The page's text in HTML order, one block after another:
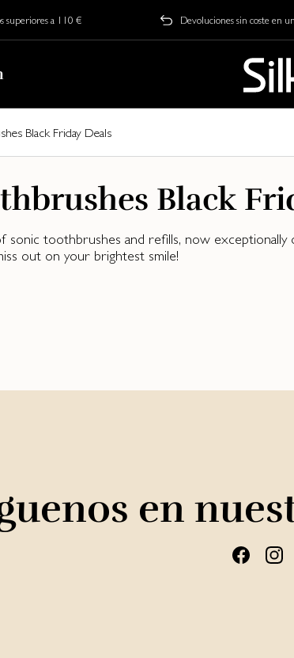
superiores a 110 € Devoluciones sin coste en
Black Friday Deals
Black
toothbrushes and refills, now
out on your brightest smile!
en